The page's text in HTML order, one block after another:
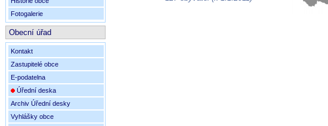
Fotogalerie
Obecní úřad
Kontakt
Zastupitelé obce
E-podatelna
Úřední deska
Archiv Úřední desky
Vyhlášky obce